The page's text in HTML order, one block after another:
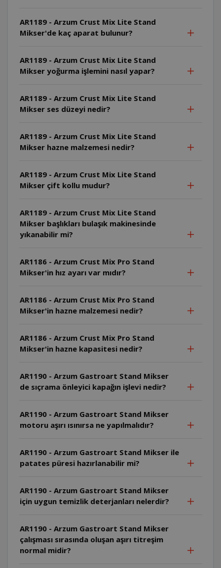
AR1189 - Arzum Crust Mix Lite Stand
Mikser'de kaç aparat bulunur?
AR1189 - Arzum Crust Mix Lite Stand
Mikser yoğurma işlemini nasıl yapar?
AR1189 - Arzum Crust Mix Lite Stand
Mikser ses düzeyi nedir?
AR1189 - Arzum Crust Mix Lite Stand
Mikser hazne malzemesi nedir?
AR1189 - Arzum Crust Mix Lite Stand
Mikser çift kollu mudur?
AR1189 - Arzum Crust Mix Lite Stand
Mikser başlıkları bulaşık makinesinde
yıkanabilir mi?
AR1186 - Arzum Crust Mix Pro Stand
Mikser'in hız ayarı var mıdır?
AR1186 - Arzum Crust Mix Pro Stand
Mikser'in hazne malzemesi nedir?
AR1186 - Arzum Crust Mix Pro Stand
Mikser'in hazne kapasitesi nedir?
AR1190 - Arzum Gastroart Stand Mikser
de sıçrama önleyici kapağın işlevi nedir?
AR1190 - Arzum Gastroart Stand Mikser
motoru aşırı ısınırsa ne yapılmalıdır?
AR1190 - Arzum Gastroart Stand Mikser ile
patates püresi hazırlanabilir mi?
AR1190 - Arzum Gastroart Stand Mikser
için uygun temizlik deterjanları nelerdir?
AR1190 - Arzum Gastroart Stand Mikser
çalışması sırasında oluşan aşırı titreşim
normal midir?